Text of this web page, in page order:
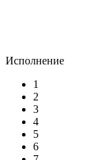
Исполнение
1
2
3
4
5
6